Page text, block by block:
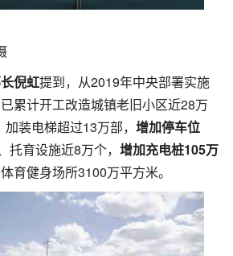
倪虹提到，从2019年中央部署实施
累计开工改造城镇老旧小区近28万
装电梯超过13万部， 增加停车位
托育设施近8万个， 增加充电桩105万
育健身场所3100万平方米。